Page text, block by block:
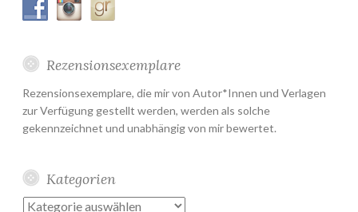
Rezensionsexemplare
Rezensionsexemplare, die mir von Autor*Innen und Verlagen
zur Verfügung gestellt werden, werden als solche
gekennzeichnet und unabhängig von mir bewertet.
Kategorien
Kategorien